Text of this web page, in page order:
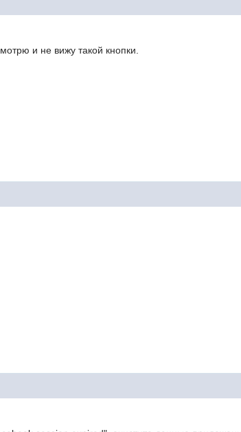
и не вижу такой кнопки.